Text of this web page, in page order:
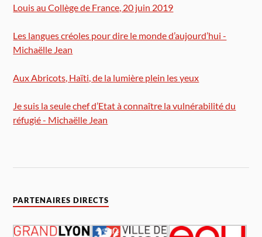
Louis au Collège de France, 20 juin 2019
Les langues créoles pour dire le monde d’aujourd’hui -
Michaëlle Jean
Aux Abricots, Haïti, de la lumière plein les yeux
Je suis la seule chef d’Etat à connaître la vulnérabilité du
réfugié - Michaëlle Jean
PARTENAIRES DIRECTS